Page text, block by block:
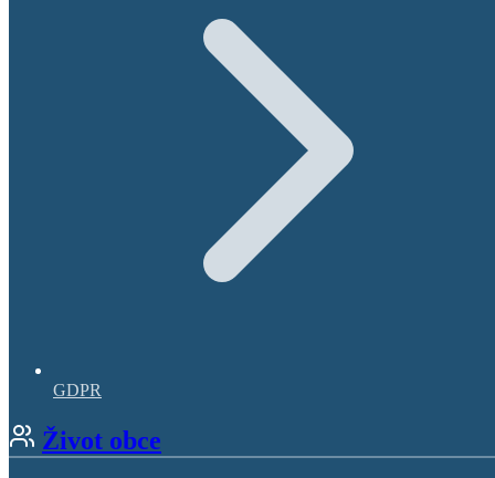
GDPR
Život obce